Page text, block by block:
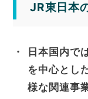
JR東日本
日本国内で
を中心とし
様な関連事